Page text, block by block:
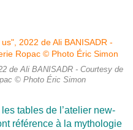
de Ali BANISADR - Courtesy de
© Photo Éric Simon
tables de l’atelier new-
référence à la mythologie